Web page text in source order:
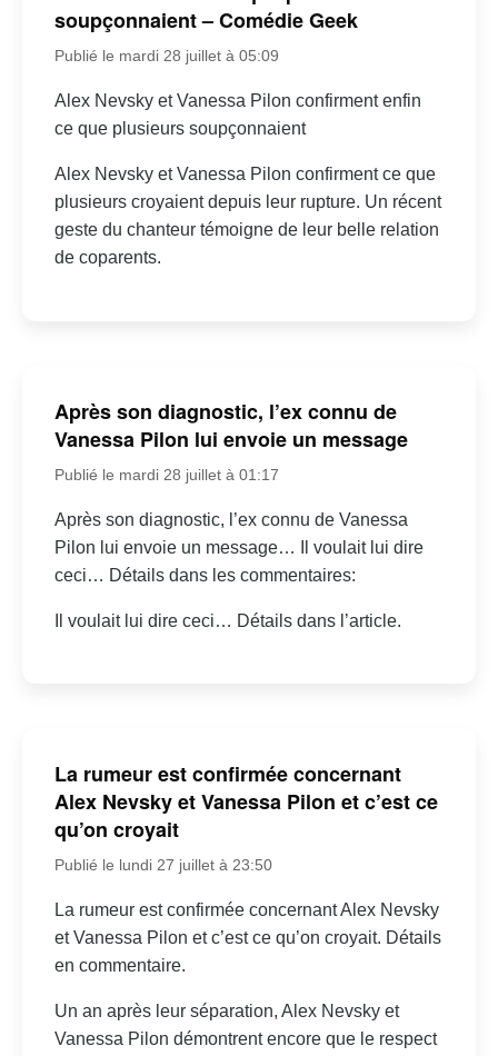
soupçonnaient – Comédie Geek
Publié le mardi 28 juillet à 05:09
Alex Nevsky et Vanessa Pilon confirment enfin
ce que plusieurs soupçonnaient
Alex Nevsky et Vanessa Pilon confirment ce que
plusieurs croyaient depuis leur rupture. Un récent
geste du chanteur témoigne de leur belle relation
de coparents.
Après son diagnostic, l’ex connu de
Vanessa Pilon lui envoie un message
Publié le mardi 28 juillet à 01:17
Après son diagnostic, l’ex connu de Vanessa
Pilon lui envoie un message… Il voulait lui dire
ceci… Détails dans les commentaires:
Il voulait lui dire ceci… Détails dans l’article.
La rumeur est confirmée concernant
Alex Nevsky et Vanessa Pilon et c’est ce
qu’on croyait
Publié le lundi 27 juillet à 23:50
La rumeur est confirmée concernant Alex Nevsky
et Vanessa Pilon et c’est ce qu’on croyait. Détails
en commentaire.
Un an après leur séparation, Alex Nevsky et
Vanessa Pilon démontrent encore que le respect